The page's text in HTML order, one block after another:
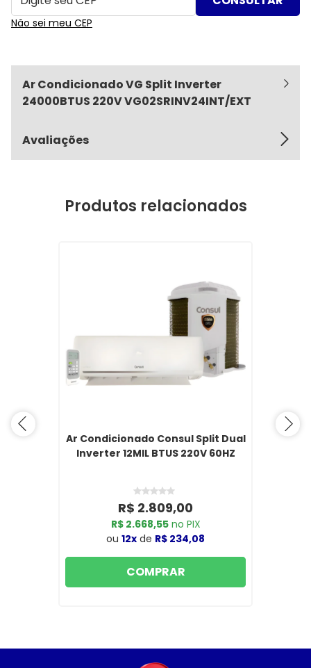
Não sei meu CEP
Ar Condicionado VG Split Inverter
24000BTUS 220V VG02SRINV24INT/EXT
Avaliações
Produtos relacionados
Ar Condicionado Consul Split Dual
Inverter 12MIL BTUS 220V 60HZ
R$ 2.809,00
R$ 2.668,55no PIX
ou 12x de R$ 234,08
COMPRAR